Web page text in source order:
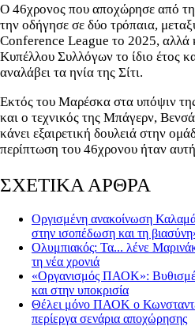
Ο 46χρονος που αποχώρησε από
την οδήγησε σε δύο τρόπαια,
Conference League το 2025, αλλά
Κυπέλλου Συλλόγων το ίδιο έτος
αναλάβει τα ηνία της Σίτι.
Εκτός του Μαρέσκα στα υπόψιν
και ο τεχνικός της Μπάγερν,
κάνει εξαιρετική δουλειά στην
περίπτωση του 46χρονου ήταν
ΣΧΕΤΙΚΑ ΑΡΘΡΑ
Οργισμένη ανακοίνωση
στην ισοπέδωση και τη
Ολυμπιακός: Τα... λένε
τη νέα χρονιά
«Οργανισμός ΠΑΟΚ»:
και στην υποκρισία
Θέλει μόνο ΠΑΟΚ ο
περίεργα σενάρια αποχώρησης